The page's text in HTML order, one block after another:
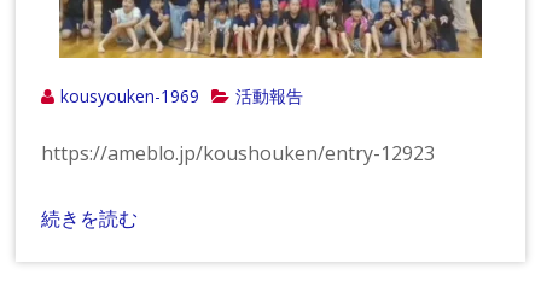
kousyouken-1969 活動報告
https://ameblo.jp/koushouken/entry-12923
続きを読む